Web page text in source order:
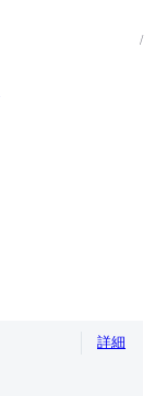
/
詳細